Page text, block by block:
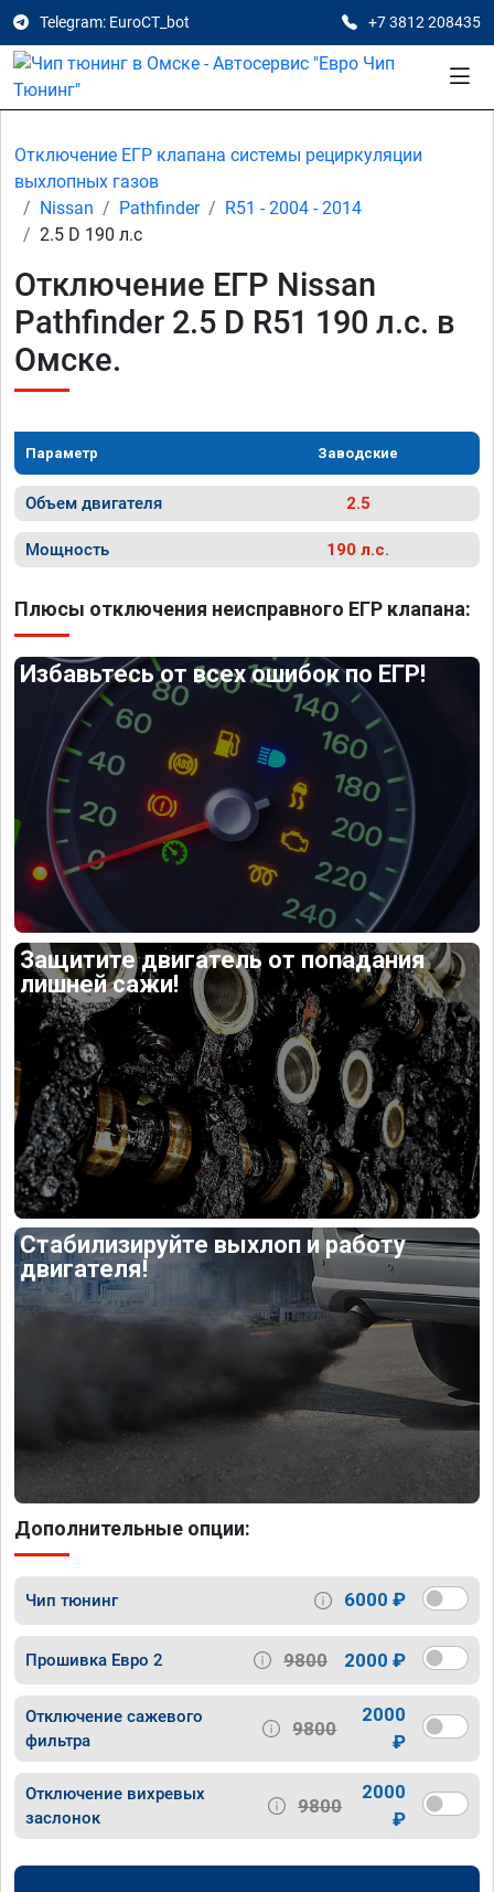
Telegram: EuroCT_bot +7 3812 208435
Отключение ЕГР клапана системы рециркуляции
выхлопных газов
Nissan
Pathfinder
R51 - 2004 - 2014
2.5 D 190 л.с
Отключение ЕГР Nissan
Pathfinder 2.5 D R51 190 л.с. в
Омске.
Параметр Заводские
Объем двигателя 2.5
Мощность 190 л.с.
Плюсы отключения неисправного ЕГР клапана:
Избавьтесь от всех ошибок по ЕГР!
Защитите двигатель от попадания
лишней сажи!
Стабилизируйте выхлоп и работу
двигателя!
Дополнительные опции:
Чип тюнинг 6000 ₽
Прошивка Евро 2 9800 2000 ₽
Отключение сажевого
фильтра
9800
2000
₽
Отключение вихревых
заслонок
9800
2000
₽